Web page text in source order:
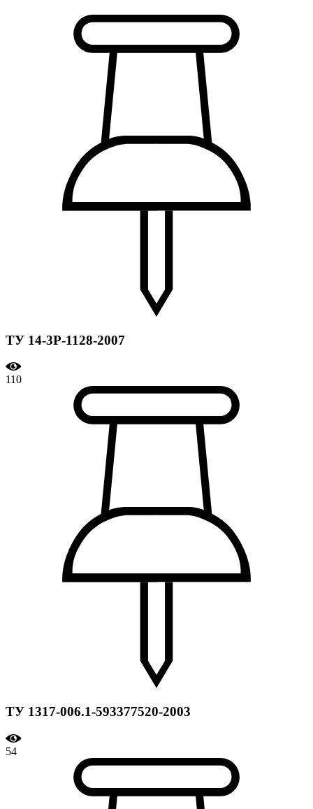
ТУ 14-3Р-1128-2007
110
ТУ 1317-006.1-593377520-2003
54